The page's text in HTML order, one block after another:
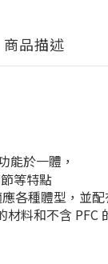
商品描述
能於一體，
等特點
各種體型，並配
料和不含 PFC